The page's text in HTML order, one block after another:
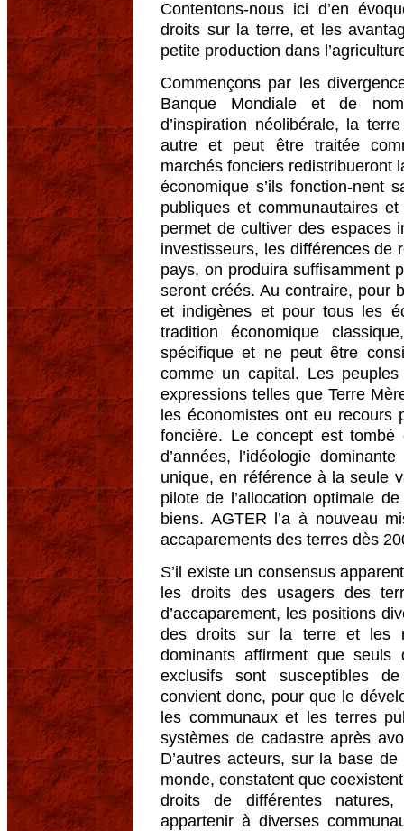
Contentons-nous ici d’en
droits sur la terre, et les
petite production dans
Commençons par les
Banque Mondiale et de
d’inspiration néolibérale, la
autre et peut être traitée
marchés fonciers redistribueront
économique s’ils fonction-nent
publiques et communautaires
permet de cultiver des espaces
investisseurs, les différences de
pays, on produira suffisamment
seront créés. Au contraire, pour
et indigènes et pour tous les
tradition économique
spécifique et ne peut être
comme un capital. Les
expressions telles que Terre
les économistes ont eu recours
foncière. Le concept est
d’années, l’idéologie
unique, en référence à la seule
pilote de l’allocation optimale
biens. AGTER l’a à nouveau
accaparements des terres dès
S’il existe un consensus
les droits des usagers des
d’accaparement, les positions
des droits sur la terre et les
dominants affirment que
exclusifs sont susceptibles
convient donc, pour que le
les communaux et les terres
systèmes de cadastre après
D’autres acteurs, sur la base
monde, constatent que
droits de différentes
appartenir à diverses